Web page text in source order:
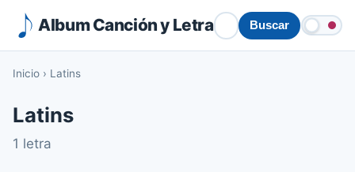
Album Canción y Letra Buscar
Inicio › Latins
Latins
1 letra